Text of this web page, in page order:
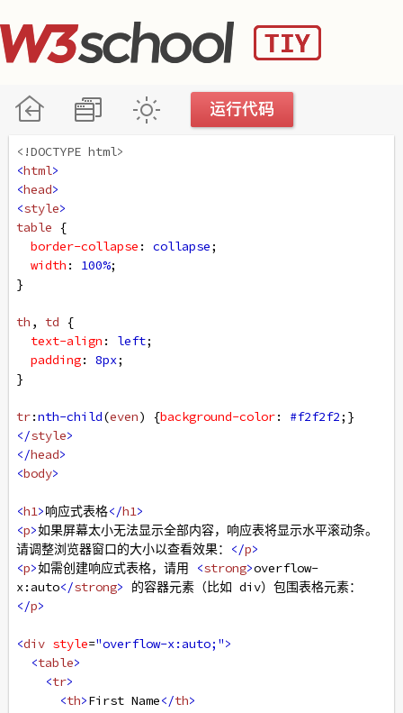
<!DOCTYPE html>
<html>
<head>
<style>
table {
border-collapse : collapse;
width : 100%;
}
th , td {
text-align : left;
padding: 8px;
}
tr:nth-child(even) {background-color: #f2f2f2;}
</style>
</head>
<body>
<h1>响应式表格</h1>
<p>如果屏幕太小无法显示全部内容，响应表将显示水平滚动条。
请调整浏览器窗口的大小以查看效果：
</p>
<p>如需创建响应式表格，请用 <strong>overflow-
x:auto</strong>
的容器元素（比如 div）包围表格元素：
</p>
<div style="overflow-x:auto;">
<table>
<tr>
<th>First Name</th>